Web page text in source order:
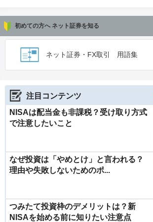
初めての方へ ネット証券を知る
ネット証券・FX取引 用語集
注目コンテンツ
NISAは配当金も非課税？受け取り方式
で注意したいこと
なぜ投資は「やめとけ」と言われる？
理由や失敗しないためのポ...
つみたて投資枠のデメリットは？新
NISAを始める前に知りたい注意点